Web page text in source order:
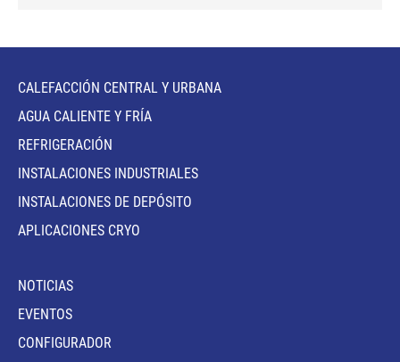
CALEFACCIÓN CENTRAL Y URBANA
AGUA CALIENTE Y FRÍA
REFRIGERACIÓN
INSTALACIONES INDUSTRIALES
INSTALACIONES DE DEPÓSITO
APLICACIONES CRYO
NOTICIAS
EVENTOS
CONFIGURADOR